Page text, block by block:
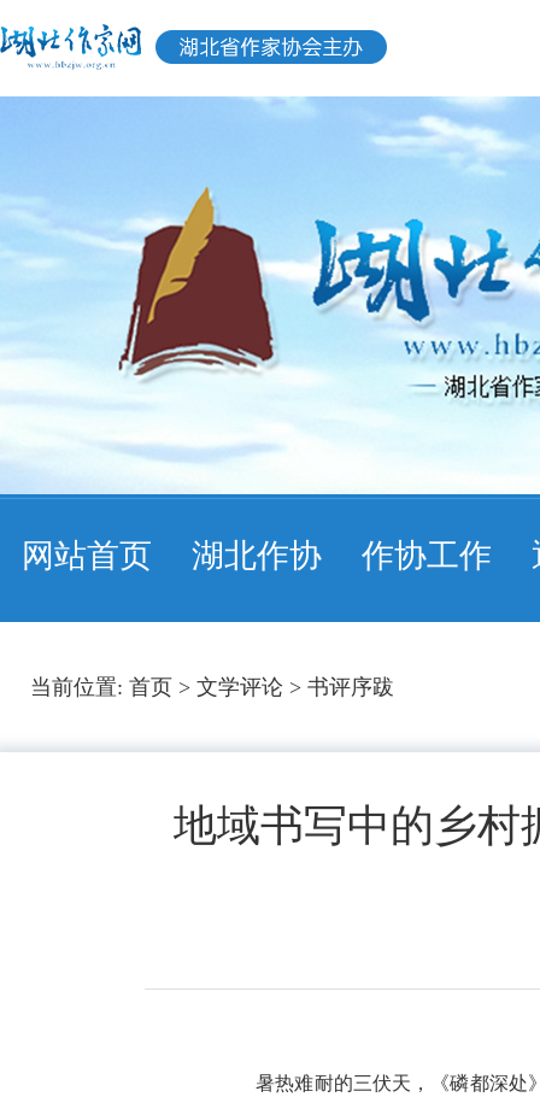
网站首页 湖北作协 作协工作
当前位置: 首页 > 文学评论 > 书评序跋
地域书写中的乡
暑热难耐的三伏天，《磷都深处》